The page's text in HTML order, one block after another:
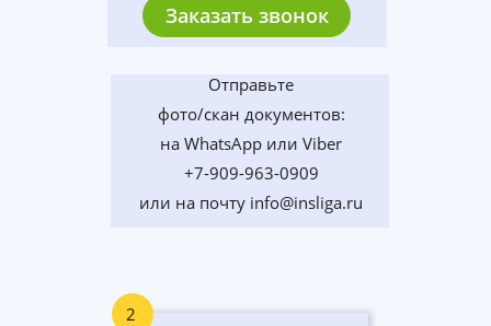
Отправьте
фото/скан документов:
на WhatsApp или Viber
+7-909-963-0909
или на почту info@insliga.ru
2
Заказать звонок